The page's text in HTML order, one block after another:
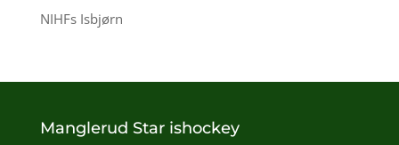
NIHFs Isbjørn
Manglerud Star ishockey